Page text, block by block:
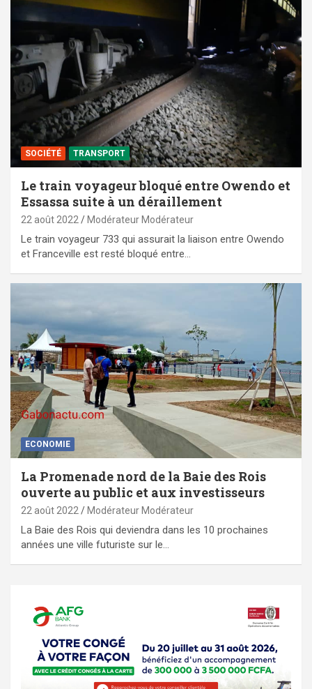
SOCIÉTÉ TRANSPORT
Le train voyageur bloqué entre Owendo et
Essassa suite à un déraillement
22 août 2022 Modérateur Modérateur
Le train voyageur 733 qui assurait la liaison entre Owendo
et Franceville est resté bloqué entre…
ECONOMIE
La Promenade nord de la Baie des Rois
ouverte au public et aux investisseurs
22 août 2022 Modérateur Modérateur
La Baie des Rois qui deviendra dans les 10 prochaines
années une ville futuriste sur le…